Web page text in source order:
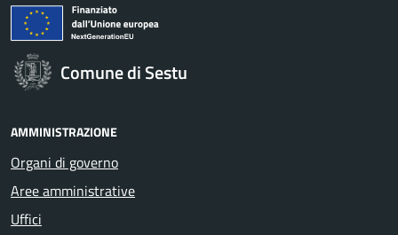
Comune di Sestu
AMMINISTRAZIONE
Organi di governo
Aree amministrative
Uffici